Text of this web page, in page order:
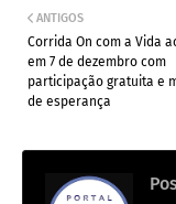
ANTIGOS
Corrida On com a Vida
em 7 de dezembro com
participação gratuita e
de esperança